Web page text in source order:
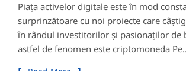
Piața activelor digitale este în mod
surprinzătoare cu noi proiecte care
în rândul investitorilor și pasionaților de
astfel de fenomen este criptomoneda